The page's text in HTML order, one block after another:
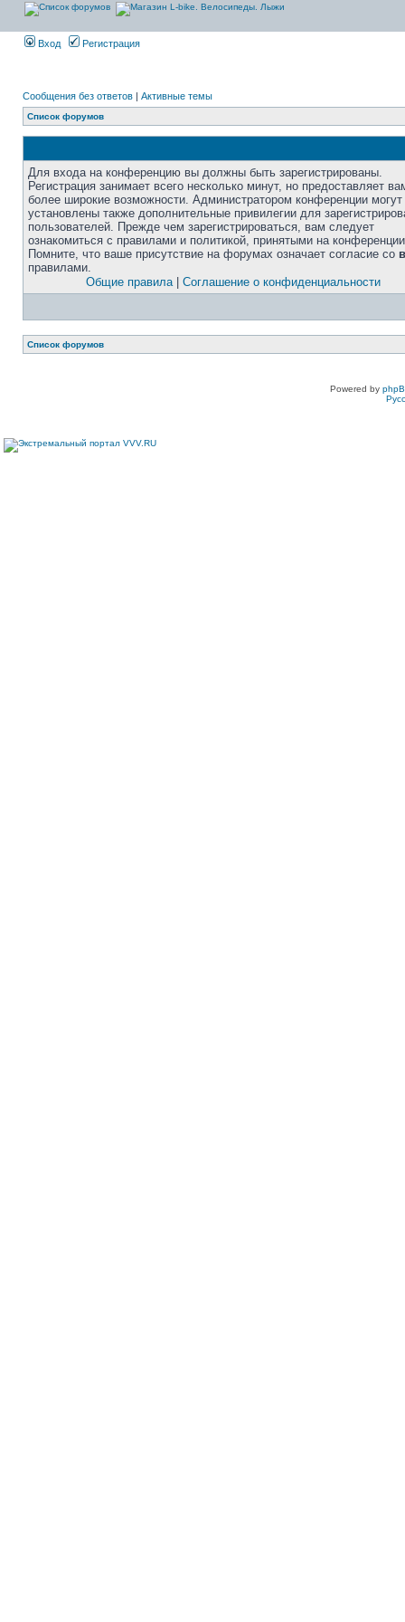
Вход Регистрация
Сообщения без ответов | Активные темы
Список форумов
Для входа на конференцию вы должны быть зарегистрированы.
Регистрация занимает всего несколько минут, но предоставляет
более широкие возможности. Администратором конференции
установлены также дополнительные привилегии для
пользователей. Прежде чем зарегистрироваться, вам следует
ознакомиться с правилами и политикой, принятыми на
Помните, что ваше присутствие на форумах означает согласие со
правилами.
Общие правила| Соглашение о конфиденциальности
Список форумов
Powered by